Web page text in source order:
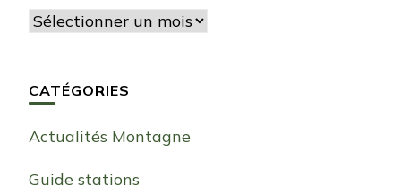
Archives
CATÉGORIES
Actualités Montagne
Guide stations